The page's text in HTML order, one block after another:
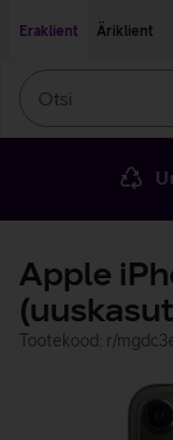
Eraklient
Äriklient
Apple
Tootekood: r/